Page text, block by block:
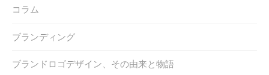
コラム
ブランディング
ブランドロゴデザイン、その由来と物語